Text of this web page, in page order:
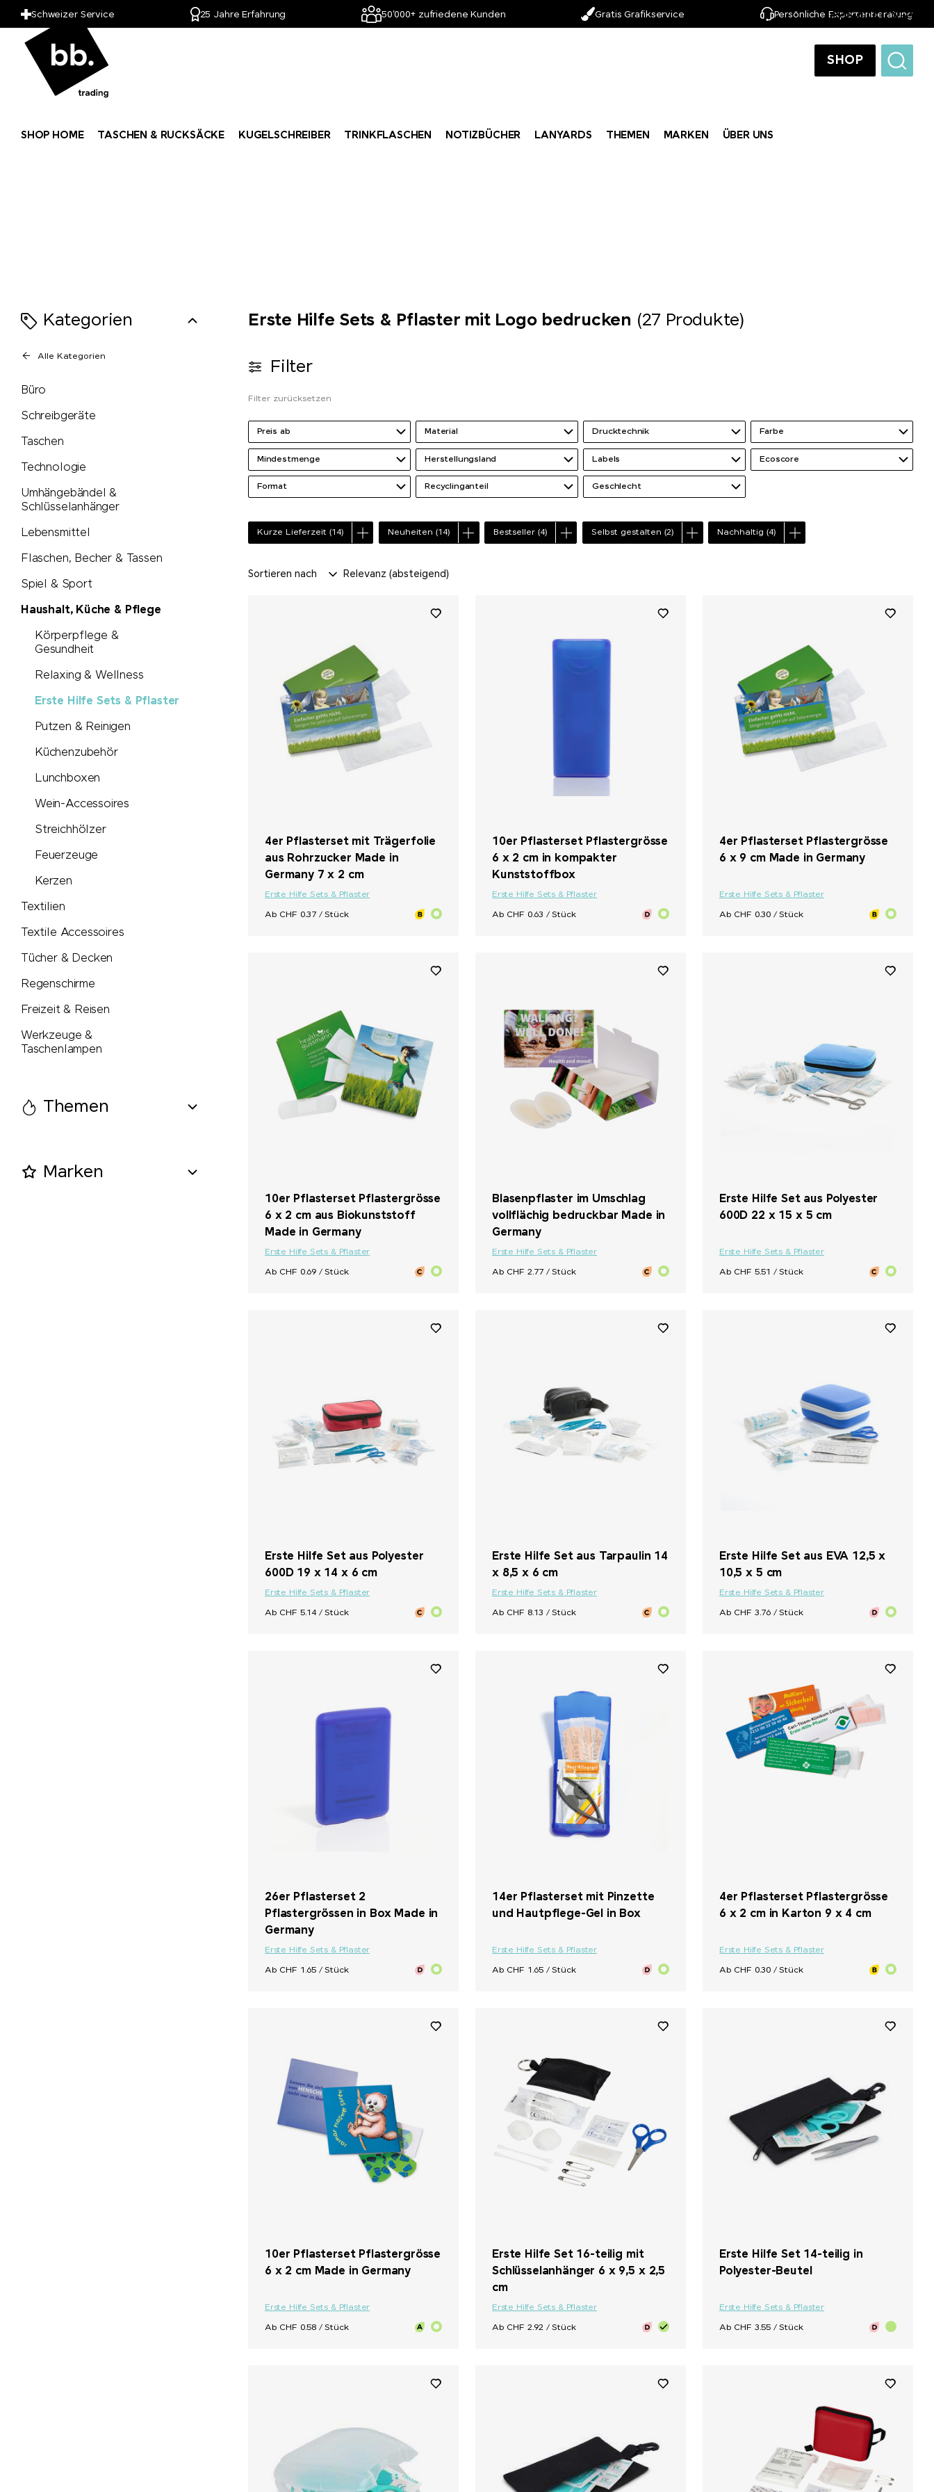
Schweizer Service 25 Jahre Erfahrung 50'000+ zufriedene Kunden Gratis Grafikservice Persönliche Expertenberatung
DE
SHOP
SHOP HOME TASCHEN & RUCKSÄCKE KUGELSCHREIBER TRINKFLASCHEN NOTIZBÜCHER LANYARDS THEMEN MARKEN ÜBER UNS
Kategorien
Alle Kategorien
Büro
Schreibgeräte
Taschen
Technologie
Umhängebändel &
Schlüsselanhänger
Lebensmittel
Flaschen, Becher & Tassen
Spiel & Sport
Haushalt, Küche & Pflege
Körperpflege &
Gesundheit
Relaxing & Wellness
Erste Hilfe Sets & Pflaster
Putzen & Reinigen
Küchenzubehör
Lunchboxen
Wein-Accessoires
Streichhölzer
Feuerzeuge
Kerzen
Textilien
Textile Accessoires
Tücher & Decken
Regenschirme
Freizeit & Reisen
Werkzeuge &
Taschenlampen
Themen
Marken
Erste Hilfe Sets & Pflaster mit Logo bedrucken (27 Produkte)
Filter
Filter zurücksetzen
Preis ab Material Drucktechnik Farbe
Mindestmenge Herstellungsland Labels Ecoscore
Format Recyclinganteil Geschlecht
Kurze Lieferzeit (14) Neuheiten (14) Bestseller (4) Selbst gestalten (2) Nachhaltig (4)
Sortieren nach
4er Pflasterset mit Trägerfolie
aus Rohrzucker Made in
Germany 7 x 2 cm
Erste Hilfe Sets & Pflaster
Ab CHF 0.37 / Stück
10er Pflasterset Pflastergrösse
6 x 2 cm in kompakter
Kunststoffbox
Erste Hilfe Sets & Pflaster
Ab CHF 0.63 / Stück
4er Pflasterset Pflastergrösse
6 x 9 cm Made in Germany
Erste Hilfe Sets & Pflaster
Ab CHF 0.30 / Stück
10er Pflasterset Pflastergrösse
6 x 2 cm aus Biokunststoff
Made in Germany
Erste Hilfe Sets & Pflaster
Ab CHF 0.69 / Stück
Blasenpflaster im Umschlag
vollflächig bedruckbar Made in
Germany
Erste Hilfe Sets & Pflaster
Ab CHF 2.77 / Stück
Erste Hilfe Set aus Polyester
600D 22 x 15 x 5 cm
Erste Hilfe Sets & Pflaster
Ab CHF 5.51 / Stück
Erste Hilfe Set aus Polyester
600D 19 x 14 x 6 cm
Erste Hilfe Sets & Pflaster
Ab CHF 5.14 / Stück
Erste Hilfe Set aus Tarpaulin 14
x 8,5 x 6 cm
Erste Hilfe Sets & Pflaster
Ab CHF 8.13 / Stück
Erste Hilfe Set aus EVA 12,5 x
10,5 x 5 cm
Erste Hilfe Sets & Pflaster
Ab CHF 3.76 / Stück
26er Pflasterset 2
Pflastergrössen in Box Made in
Germany
Erste Hilfe Sets & Pflaster
Ab CHF 1.65 / Stück
14er Pflasterset mit Pinzette
und Hautpflege-Gel in Box
Erste Hilfe Sets & Pflaster
Ab CHF 1.65 / Stück
4er Pflasterset Pflastergrösse
6 x 2 cm in Karton 9 x 4 cm
Erste Hilfe Sets & Pflaster
Ab CHF 0.30 / Stück
10er Pflasterset Pflastergrösse
6 x 2 cm Made in Germany
Erste Hilfe Sets & Pflaster
Ab CHF 0.58 / Stück
Erste Hilfe Set 16-teilig mit
Schlüsselanhänger 6 x 9,5 x 2,5
cm
Erste Hilfe Sets & Pflaster
Ab CHF 2.92 / Stück
Erste Hilfe Set 14-teilig in
Polyester-Beutel
Erste Hilfe Sets & Pflaster
Ab CHF 3.55 / Stück